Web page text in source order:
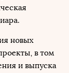
новых
в том
и выпуска